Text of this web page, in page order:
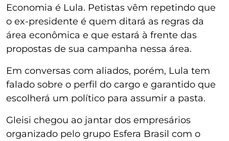
Economia é Lula. Petistas vêm repetindo que
o ex-presidente é quem ditará as regras da
área econômica e que estará à frente das
propostas de sua campanha nessa área.
Em conversas com aliados, porém, Lula tem
falado sobre o perfil do cargo e garantido que
escolherá um político para assumir a pasta.
Gleisi chegou ao jantar dos empresários
organizado pelo grupo Esfera Brasil com o